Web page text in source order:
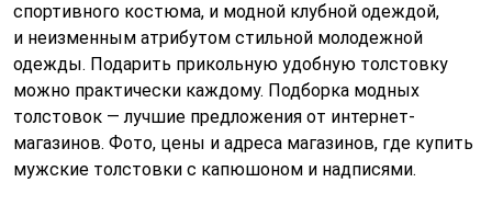
спортивного костюма, и модной клубной одеждой,
и неизменным атрибутом стильной молодежной
одежды. Подарить прикольную удобную толстовку
можно практически каждому. Подборка модных
толстовок — лучшие предложения от интернет-
магазинов. Фото, цены и адреса магазинов, где купить
мужские толстовки с капюшоном и надписями.